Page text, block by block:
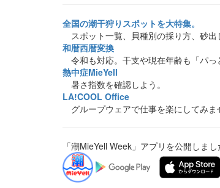
全国の潮干狩りスポットを大特集。
スポット一覧、貝種別の採り方、砂出
和暦西暦変換
令和も対応。干支や現在年齢も「パっ
熱中症MieYell
暑さ指数を確認しよう。
LA!COOL Office
グループウェアで仕事を楽にしてみま
「潮MieYell Week」アプリを公開しまし